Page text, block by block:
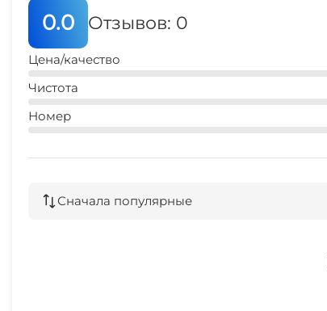
0.0 Отзывов: 0
Цена/качество
Чистота
Номер
Сначала популярные